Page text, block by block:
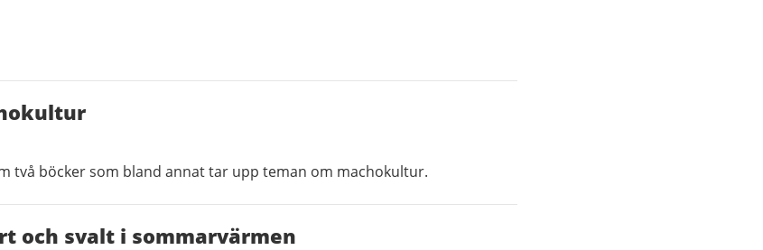
två böcker som bland annat tar upp teman om machokultur.
och svalt i sommarvärmen